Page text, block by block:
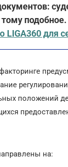
подобное.
LIGA360 для
положений
на: